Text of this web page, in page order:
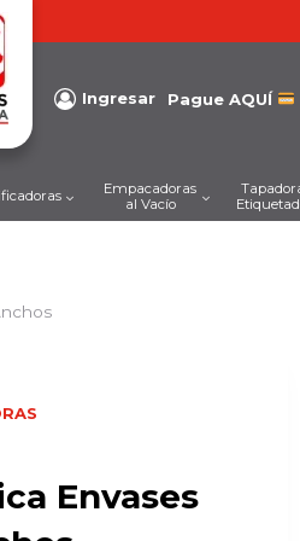
Ingresar Pague AQUÍ
Empacadoras
al Vacío
Envases